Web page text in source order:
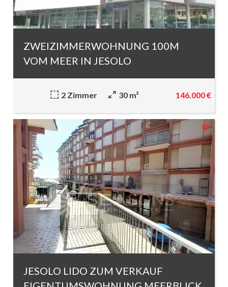
ZWEIZIMMERWOHNUNG 100M
VOM MEER IN JESOLO
2 Zimmer 30 m² 146.000 €
JESOLO LIDO ZUM VERKAUF